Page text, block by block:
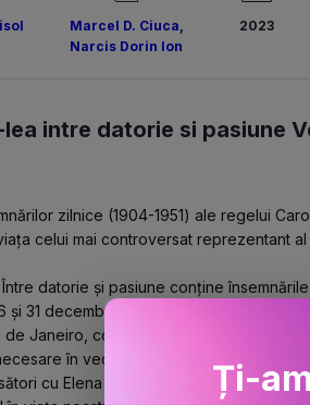
Marcel D. Ciuca,
Narcis Dorin Ion
2023
lea intre datorie si pasiune
zilnice (1904-1951) ale regelui
celui mai controversat reprezentant al
datorie și pasiune conține
și 31 decembrie 1948. La începutul
Janeiro, consemnând în jurnalul
în vederea întoarcerii în Europa. În
cu Elena Lupescu, în 3 iulie 1947,
Ți-